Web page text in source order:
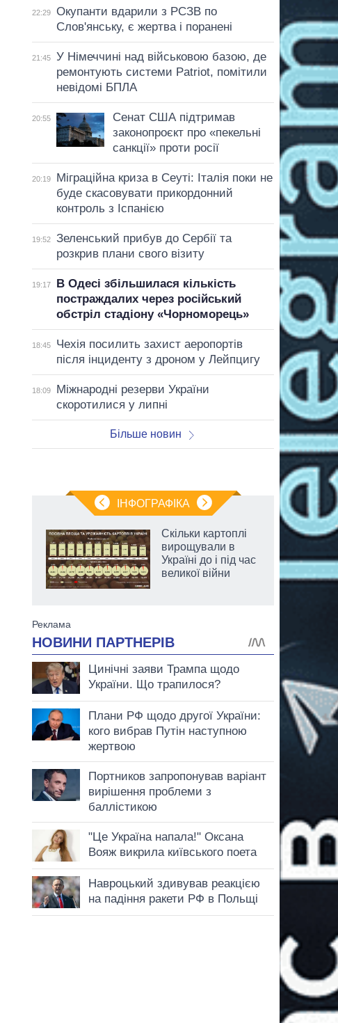
22:29
Окупанти вдарили з РСЗВ по
Слов'янську, є жертва і поранені
21:45
У Німеччині над військовою базою, де
ремонтують системи Patriot, помітили
невідомі БПЛА
20:55
Сенат США підтримав
законопроєкт про «пекельні
санкції» проти росії
20:19
Міграційна криза в Сеуті: Італія поки не
буде скасовувати прикордонний
контроль з Іспанією
19:52
Зеленський прибув до Сербії та
розкрив плани свого візиту
19:17
В Одесі збільшилася кількість
постраждалих через російський
обстріл стадіону «Чорноморець»
18:45
Чехія посилить захист аеропортів
після інциденту з дроном у Лейпцигу
18:09
Міжнародні резерви України
скоротилися у липні
Більше новин
ІНФОГРАФІКА
Скільки картоплі
вирощували в
Україні до і під час
великої війни